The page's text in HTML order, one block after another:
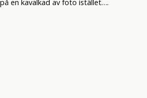
på en kavalkad av foto istället….